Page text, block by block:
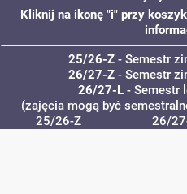
Kliknij na ikonę "i" przy
25/26-Z- Semestr
26/27-Z- Semestr
26/27-L- Semestr
(zajęcia mogą być
25/26-Z
26/